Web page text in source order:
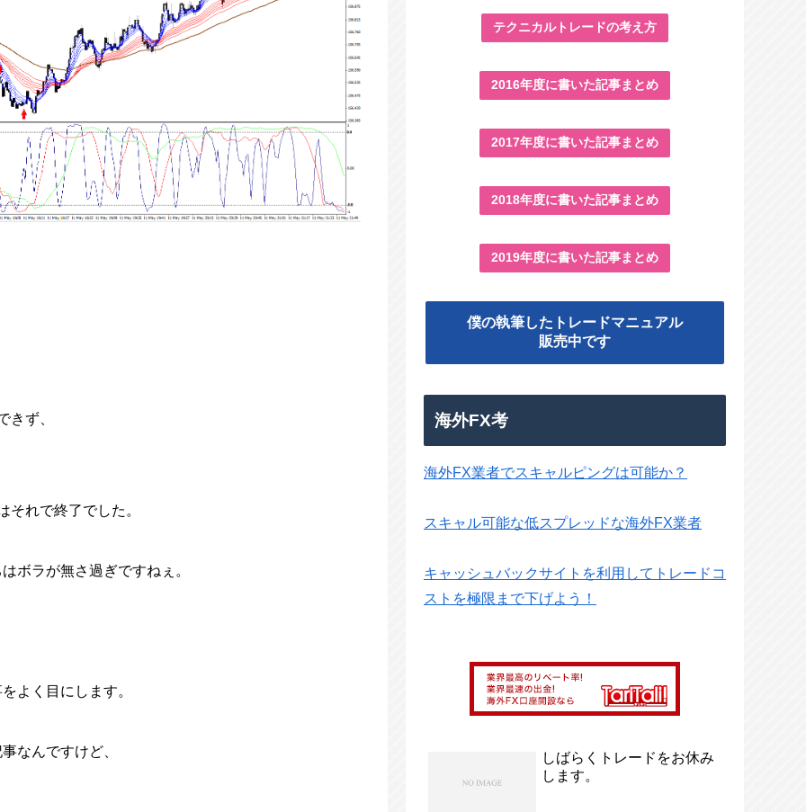
きず、
れで終了でした。
ボラが無さ過ぎですねぇ。
よく目にします。
なんですけど、
テクニカルトレードの考え方
2016年度に書いた記事まとめ
2017年度に書いた記事まとめ
2018年度に書いた記事まとめ
2019年度に書いた記事まとめ
僕の執筆したトレードマニュアル
販売中です
海外FX考
海外FX業者でスキャルピングは可能か？
スキャル可能な低スプレッドな海外FX業者
キャッシュバックサイトを利用してトレードコ
ストを極限まで下げよう！
しばらくトレードをお休み
します。